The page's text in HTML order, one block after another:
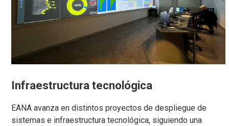
Infraestructura tecnológica
EANA avanza en distintos proyectos de despliegue de
sistemas e infraestructura tecnológica, siguiendo una